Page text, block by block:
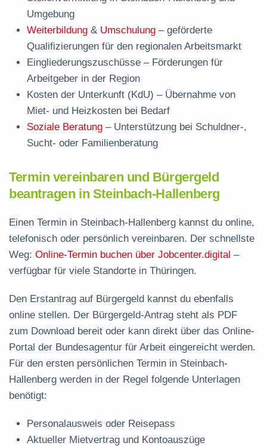
Umgebung
Weiterbildung & Umschulung – geförderte
Qualifizierungen für den regionalen Arbeitsmarkt
Eingliederungszuschüsse – Förderungen für
Arbeitgeber in der Region
Kosten der Unterkunft (KdU) – Übernahme von
Miet- und Heizkosten bei Bedarf
Soziale Beratung – Unterstützung bei Schuldner-,
Sucht- oder Familienberatung
Termin vereinbaren und Bürgergeld
beantragen in Steinbach-Hallenberg
Einen Termin in Steinbach-Hallenberg kannst du online,
telefonisch oder persönlich vereinbaren. Der schnellste
Weg: Online-Termin buchen über Jobcenter.digital –
verfügbar für viele Standorte in Thüringen.
Den Erstantrag auf Bürgergeld kannst du ebenfalls
online stellen. Der Bürgergeld-Antrag steht als PDF
zum Download bereit oder kann direkt über das Online-
Portal der Bundesagentur für Arbeit eingereicht werden.
Für den ersten persönlichen Termin in Steinbach-
Hallenberg werden in der Regel folgende Unterlagen
benötigt:
Personalausweis oder Reisepass
Aktueller Mietvertrag und Kontoauszüge